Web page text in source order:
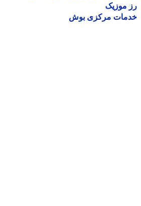
موزیک
مرکزی بوش